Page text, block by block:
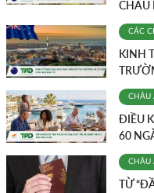
CHÂU
CÁC
KINH
CHÂU
ĐIỀU
60
CHÂU
TỪ